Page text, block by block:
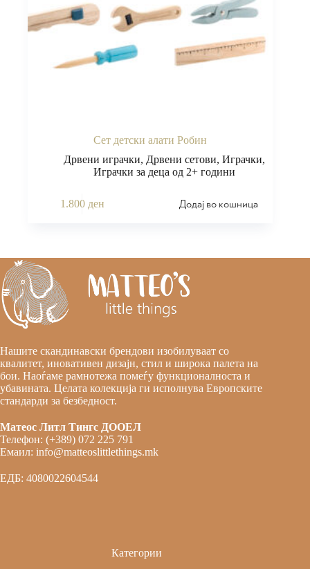
Сет детски алати Робин
Дрвени играчки, Дрвени сетови, Играчки,
Играчки за деца од 2+ години
1.800 ден Додај во кошница
Нашите скандинавски брендови изобилуваат со
квалитет, иновативен дизајн, стил и широка палета на
бои. Наоѓаме рамнотежа помеѓу функционалноста и
убавината. Целата колекција ги исполнува Европските
стандарди за безбедност.
Матеос Литл Тингс ДООЕЛ
Телефон: (+389) 072 225 791
Емаил: info@matteoslittlethings.mk
ЕДБ: 4080022604544
Категории